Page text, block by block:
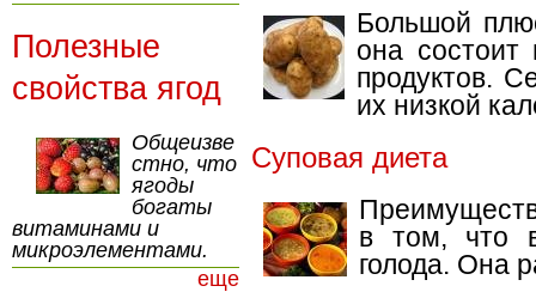
Большой
она
продуктов.
их низкой
Суповая диета
в том, что
голода. Она
Полезные
свойства ягод
Общеизве
стно, что
ягоды
богаты
витаминами и
микроэлементами.
еще